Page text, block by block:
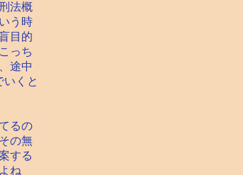
法概
う時
目的
っち
途中
いくと
るの
の無
する
ね